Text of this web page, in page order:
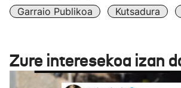
Garraio Publikoa
Kutsadura
Zure interesekoa izan